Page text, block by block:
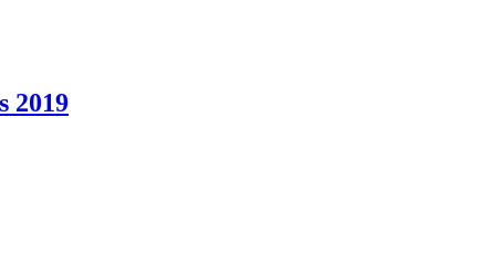
2019